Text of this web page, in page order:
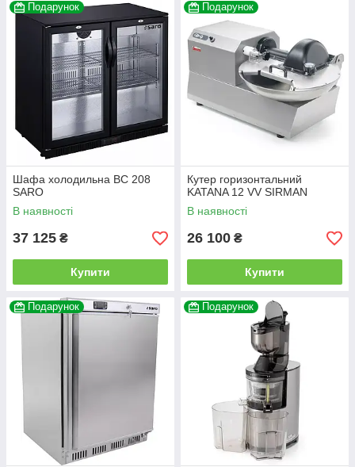
Подарунок
Шафа холодильна BC 208
SARO
В наявності
37 125 ₴
Купити
Подарунок
Кутер горизонтальний
KATANA 12 VV SIRMAN
В наявності
26 100 ₴
Купити
Подарунок Подарунок